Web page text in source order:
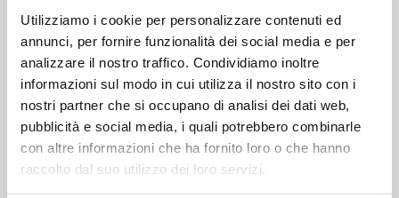
Utilizziamo i cookie per personalizzare contenuti ed
annunci, per fornire funzionalità dei social media e per
analizzare il nostro traffico. Condividiamo inoltre
informazioni sul modo in cui utilizza il nostro sito con i
nostri partner che si occupano di analisi dei dati web,
pubblicità e social media, i quali potrebbero combinarle
con altre informazioni che ha fornito loro o che hanno
raccolto dal suo utilizzo dei loro servizi.